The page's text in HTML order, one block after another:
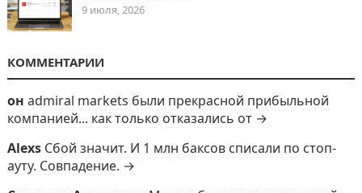
9 июля, 2026
КОММЕНТАРИИ
он admiral markets были прекрасной прибыльной
компанией... как только отказались от →
Alexs Сбой значит. И 1 млн баксов списали по стоп-
ауту. Совпадение. →